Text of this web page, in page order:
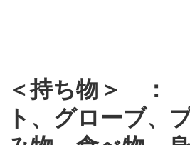
＜持ち物＞ ：
ト、グローブ、